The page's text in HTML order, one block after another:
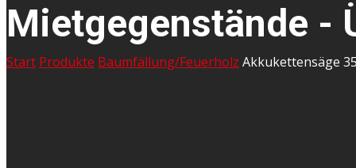
Mietgegenstände -
Start Produkte Baumfällung/Feuerholz Akkukettensäge